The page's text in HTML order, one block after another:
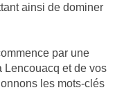
ainsi de dominer
par une
Lencouacq et de vos
les mots-clés